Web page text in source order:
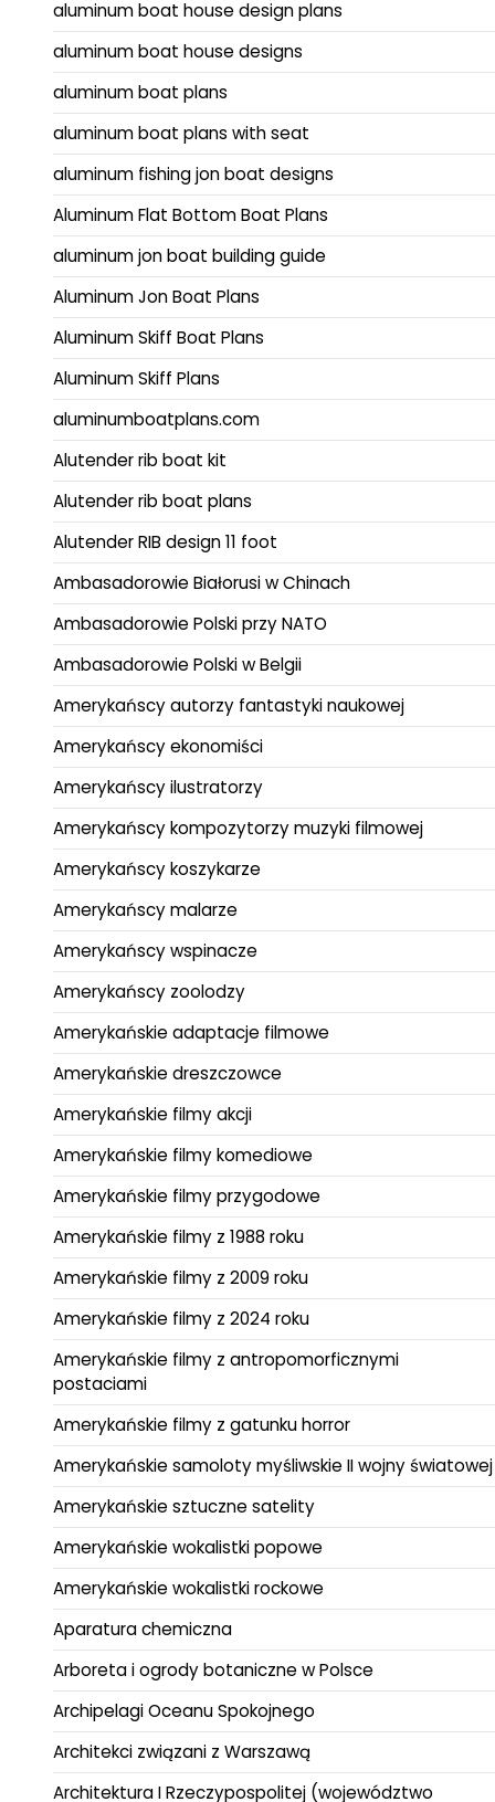
aluminum boat house design plans
aluminum boat house designs
aluminum boat plans
aluminum boat plans with seat
aluminum fishing jon boat designs
Aluminum Flat Bottom Boat Plans
aluminum jon boat building guide
Aluminum Jon Boat Plans
Aluminum Skiff Boat Plans
Aluminum Skiff Plans
aluminumboatplans.com
Alutender rib boat kit
Alutender rib boat plans
Alutender RIB design 11 foot
Ambasadorowie Białorusi w Chinach
Ambasadorowie Polski przy NATO
Ambasadorowie Polski w Belgii
Amerykańscy autorzy fantastyki naukowej
Amerykańscy ekonomiści
Amerykańscy ilustratorzy
Amerykańscy kompozytorzy muzyki filmowej
Amerykańscy koszykarze
Amerykańscy malarze
Amerykańscy wspinacze
Amerykańscy zoolodzy
Amerykańskie adaptacje filmowe
Amerykańskie dreszczowce
Amerykańskie filmy akcji
Amerykańskie filmy komediowe
Amerykańskie filmy przygodowe
Amerykańskie filmy z 1988 roku
Amerykańskie filmy z 2009 roku
Amerykańskie filmy z 2024 roku
Amerykańskie filmy z antropomorficznymi
postaciami
Amerykańskie filmy z gatunku horror
Amerykańskie samoloty myśliwskie II wojny światowej
Amerykańskie sztuczne satelity
Amerykańskie wokalistki popowe
Amerykańskie wokalistki rockowe
Aparatura chemiczna
Arboreta i ogrody botaniczne w Polsce
Archipelagi Oceanu Spokojnego
Architekci związani z Warszawą
Architektura I Rzeczypospolitej (województwo